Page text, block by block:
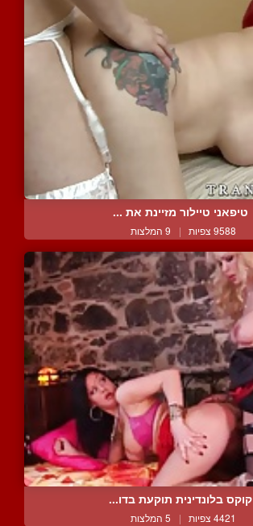
טיפאני טיילור מזיינת את ...
9588 צפיות | 9 המלצות
קוקס בלונדינית תוקעת בדו...
4421 צפיות | 5 המלצות